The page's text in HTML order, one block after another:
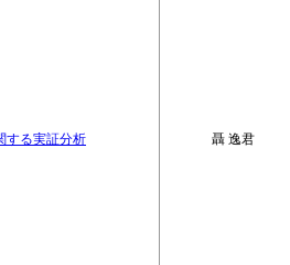
する実証分析 聶 逸君